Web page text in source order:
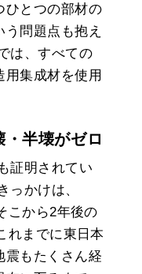
ひとつの部材の
問題点も抱え
は、すべての
用集成材を使用
半壊がゼロ
証明されてい
っかけは、
こから2年後の
れまでに東日本
震もたくさん経